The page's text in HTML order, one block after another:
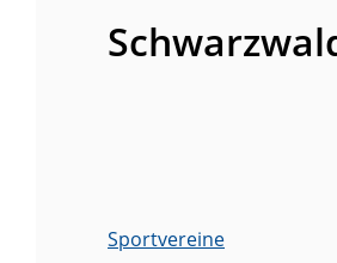
Sportvereine